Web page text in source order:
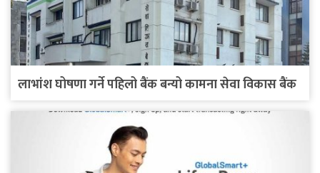
लाभांश घोषणा गर्ने पहिलो बैंक बन्यो कामना सेवा विकास बैंक